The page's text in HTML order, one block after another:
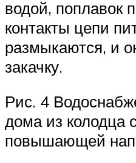
водой, поплавок
контакты цепи
размыкаются, и
закачку.
Рис. 4
дома из колодца
повышающей